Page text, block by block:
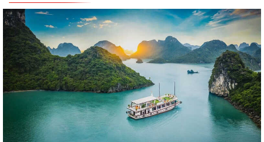
Lãnh đạo đặc khu Cát Hải thăm, tặng quà người có công nhân kỷ niệm
79 năm Ngày Thương binh - Liệt sĩ
Bí thư Đảng ủy đặc khu Cát Hải được Chủ tịch UBND thành phố tặng
Bằng khen
Chủ tịch UBND đặc khu Cát Hải thăm, tặng quà gia đình người có công
với cách mạng nhân dịp 27/7
Thông báo tìm chủ sở hữu hợp pháp của cá thể Trăn đất